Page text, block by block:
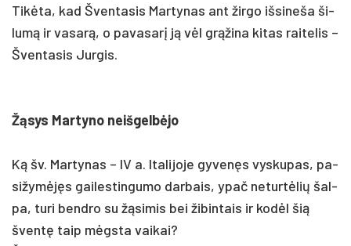
Tikė­ta, kad Šven­ta­sis Mar­ty­nas ant žir­go iš­si­ne­ša ši­
lumą ir va­sarą, o pa­va­sarį ją vėl grąži­na ki­tas rai­te­lis –
Šven­ta­sis Jur­gis.
Žąsys Mar­ty­no neiš­gelbė­jo
Ką šv. Mar­ty­nas – IV a. Ita­li­jo­je gy­venęs vys­ku­pas, pa­
si­žymėjęs gai­les­tin­gu­mo dar­bais, ypač ne­turtė­lių šal­
pa, tu­ri bend­ro su žąsi­mis bei ži­bin­tais ir kodėl šią
šventę taip mėgsta vai­kai?